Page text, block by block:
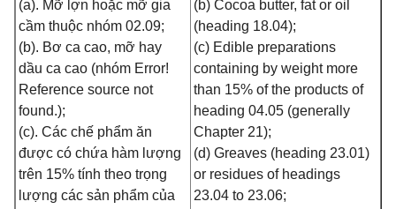
(a). Mỡ lợn hoặc mỡ gia
cầm thuộc nhóm 02.09;
(b). Bơ ca cao, mỡ hay
dầu ca cao (nhóm Error!
Reference source not
found.);
(c). Các chế phẩm ăn
được có chứa hàm lượng
trên 15% tính theo trọng
lượng các sản phẩm của
(b) Cocoa butter, fat or oil
(heading 18.04);
(c) Edible preparations
containing by weight more
than 15% of the products of
heading 04.05 (generally
Chapter 21);
(d) Greaves (heading 23.01)
or residues of headings
23.04 to 23.06;